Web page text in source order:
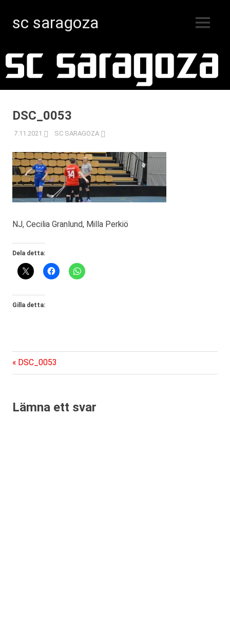
innehåll
sc saragoza
Kristinestad
sedan
MENY
DSC_0053
7.11.2021 SC SARAGOZA
NJ, Cecilia Granlund, Milla Perkiö
Dela detta:
Gilla detta:
Inläggsnavigering
Föregående
inlägg:
DSC_0053
Lämna ett svar